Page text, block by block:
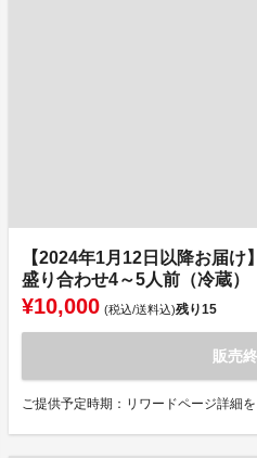
【2024年1月12日以降お届
盛り合わせ4～5人前（冷蔵）
¥10,000 (税込/送料込)残り15
販売
ご提供予定時期：リワードページ詳細を